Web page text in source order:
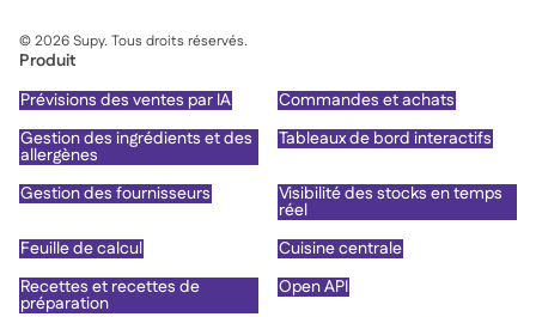
Produit
Prévisions des ventes par IA
Commandes et achats
Gestion des ingrédients et des
allergènes
Tableaux de bord interactifs
Gestion des fournisseurs Visibilité des stocks en temps
réel
Feuille de calcul
Cuisine centrale
Recettes et recettes de
préparation
Open API
©2026Supy. Tous droits réservés.